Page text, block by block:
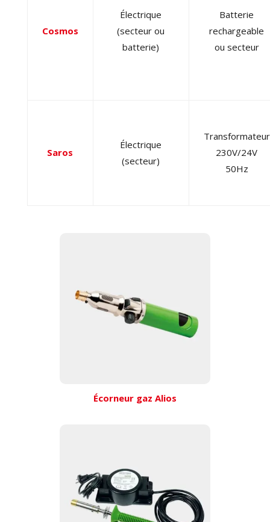
Cosmos
Électrique
(secteur ou
batterie)
Batterie
rechargeable
ou secteur
Saros
Électrique
(secteur)
Transformateur
230V/24V
50Hz
Écorneur gaz Alios